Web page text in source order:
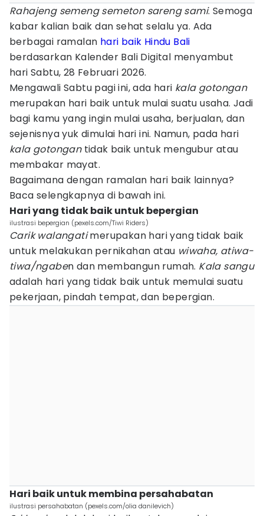
Rahajeng semeng semeton sareng sami. Semoga
kabar kalian baik dan sehat selalu ya. Ada
berbagai ramalan hari baik Hindu Bali
berdasarkan Kalender Bali Digital menyambut
hari Sabtu, 28 Februari 2026.
Mengawali Sabtu pagi ini, ada hari kala gotongan
merupakan hari baik untuk mulai suatu usaha. Jadi
bagi kamu yang ingin mulai usaha, berjualan, dan
sejenisnya yuk dimulai hari ini. Namun, pada hari
kala gotongantidak baik untuk mengubur atau
membakar mayat.
Bagaimana dengan ramalan hari baik lainnya?
Baca selengkapnya di bawah ini.
Hari yang tidak baik untuk bepergian
ilustrasi bepergian (pexels.com/Tiwi Riders)
Carik walangatimerupakan hari yang tidak baik
untuk melakukan pernikahan atau wiwaha, atiwa-
tiwa/ngaben dan membangun rumah. Kala sangu
adalah hari yang tidak baik untuk memulai suatu
pekerjaan, pindah tempat, dan bepergian.
Hari baik untuk membina persahabatan
ilustrasi persahabatan (pexels.com/olia danilevich)